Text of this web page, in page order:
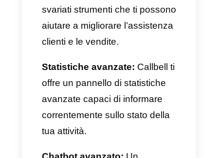
Dopo averlo creato, potrai
eliminare o modificare il